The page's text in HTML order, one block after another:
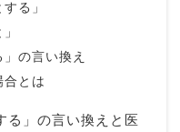
る」
の言い換え
合とは
る」の言い換えと医